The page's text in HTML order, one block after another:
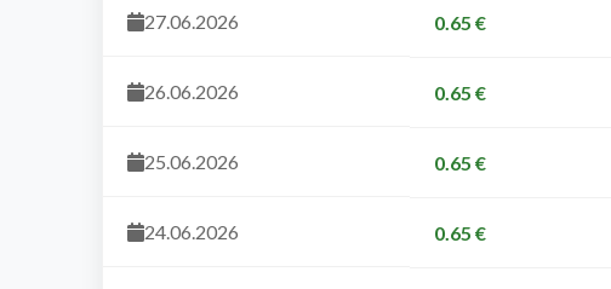
27.06.2026 0.65 €
26.06.2026 0.65 €
25.06.2026 0.65 €
24.06.2026 0.65 €